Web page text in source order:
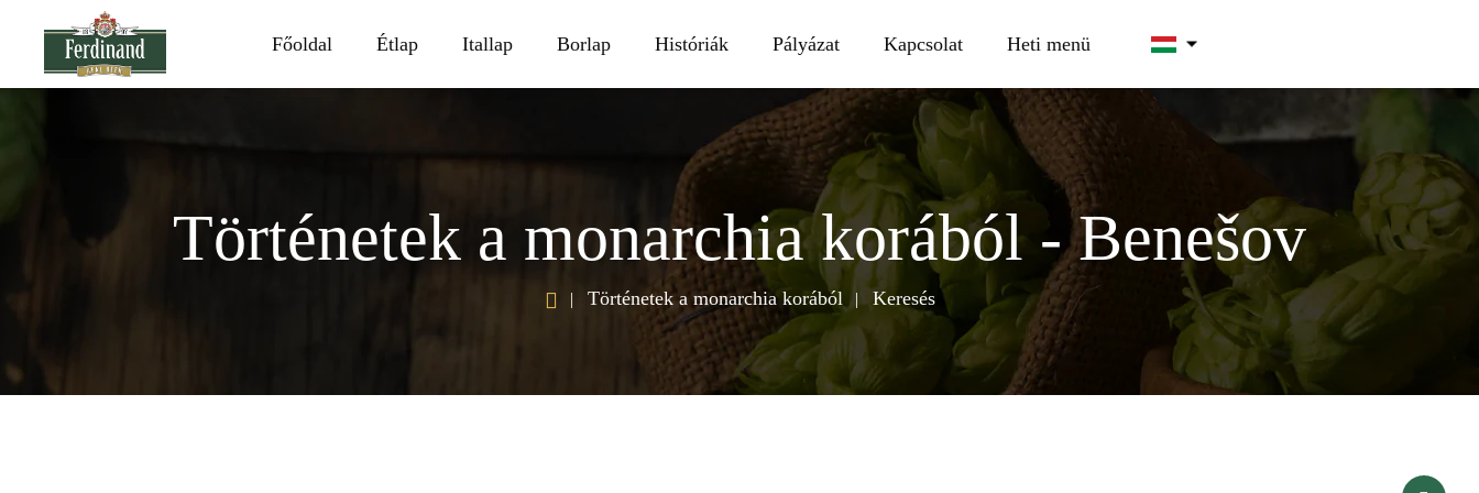
Főoldal Étlap Itallap Borlap Históriák Pályázat Kapcsolat Heti menü
Történetek a monarchia korából - Benešov
Történetek a monarchia korából Keresés